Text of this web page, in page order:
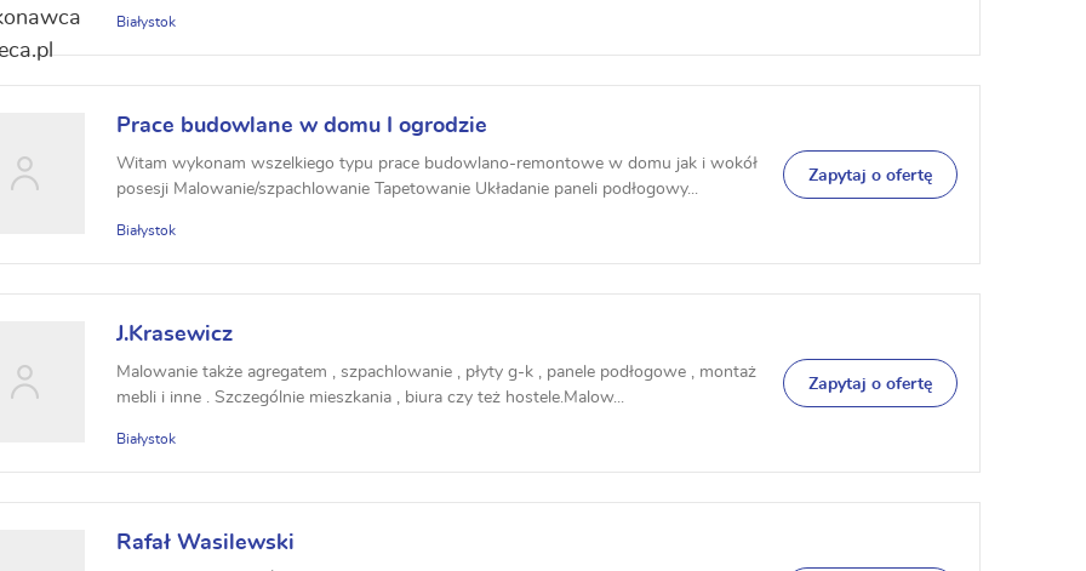
Białystok
Prace budowlane w domu I ogrodzie
Witam wykonam wszelkiego typu prace budowlano-remontowe w domu jak i wokół
posesji Malowanie/szpachlowanie Tapetowanie Układanie paneli podłogowy...
Białystok
Zapytaj o ofertę
J.Krasewicz
Malowanie także agregatem , szpachlowanie , płyty g-k , panele podłogowe , montaż
mebli i inne . Szczególnie mieszkania , biura czy też hostele.Malow...
Białystok
Zapytaj o ofertę
Rafał Wasilewski